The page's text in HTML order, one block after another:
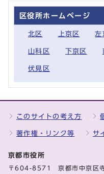
区役所ホームページ
北区 上京区 左
山科区 下京区
伏見区
このサイトの考え方
著作権・リンク等 サ
京都市役所
〒604-8571 京都市中京区